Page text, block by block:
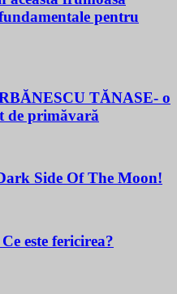
pentru
TĂNASE- o
de primăvară
Side Of The Moon!
este fericirea?